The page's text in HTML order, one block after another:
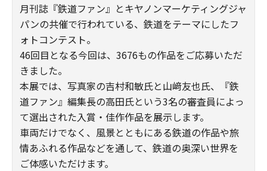
月刊誌『鉄道ファン』とキヤノンマーケティングジャ
パンの共催で行われている、鉄道をテーマにしたフ
ォトコンテスト。
46回目となる今回は、3676もの作品をご応募いただ
きました。
本展では、写真家の吉村和敏氏と山﨑友也氏、『鉄
道ファン』編集長の高田氏という3名の審査員によっ
て選出された入賞・佳作作品を展示します。
車両だけでなく、風景とともにある鉄道の作品や旅
情あふれる作品などを通して、鉄道の奥深い世界を
ご体感いただけます。